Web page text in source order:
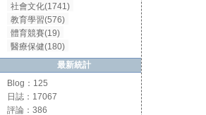
社會文化(1741)
教育學習(576)
體育競賽(19)
醫療保健(180)
最新統計
Blog：125
日誌：17067
評論：386